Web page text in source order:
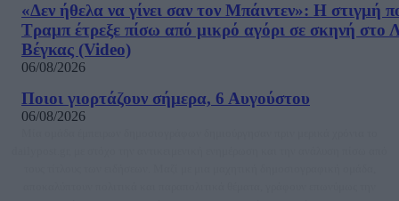
«Δεν ήθελα να γίνει σαν τον Μπάιντεν»: Η στιγμή
Τραμπ έτρεξε πίσω από μικρό αγόρι σε σκηνή στο
Βέγκας (Video)
06/08/2026
Ποιοι γιορτάζουν σήμερα, 6 Αυγούστου
06/08/2026